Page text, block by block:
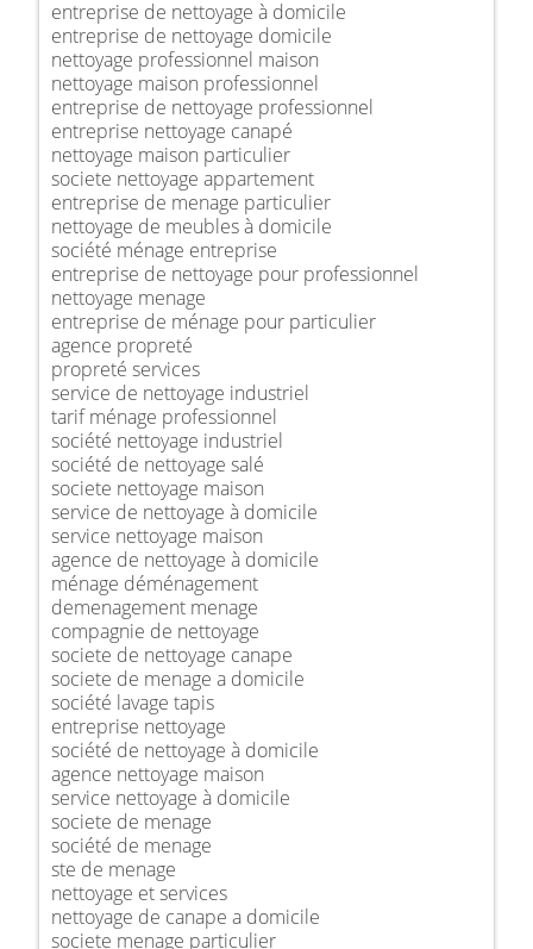
entreprise de nettoyage à domicile
entreprise de nettoyage domicile
nettoyage professionnel maison
nettoyage maison professionnel
entreprise de nettoyage professionnel
entreprise nettoyage canapé
nettoyage maison particulier
societe nettoyage appartement
entreprise de menage particulier
nettoyage de meubles à domicile
société ménage entreprise
entreprise de nettoyage pour professionnel
nettoyage menage
entreprise de ménage pour particulier
agence propreté
propreté services
service de nettoyage industriel
tarif ménage professionnel
société nettoyage industriel
société de nettoyage salé
societe nettoyage maison
service de nettoyage à domicile
service nettoyage maison
agence de nettoyage à domicile
ménage déménagement
demenagement menage
compagnie de nettoyage
societe de nettoyage canape
societe de menage a domicile
société lavage tapis
entreprise nettoyage
société de nettoyage à domicile
agence nettoyage maison
service nettoyage à domicile
societe de menage
société de menage
ste de menage
nettoyage et services
nettoyage de canape a domicile
societe menage particulier